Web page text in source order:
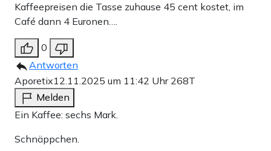
Kaffeepreisen die Tasse zuhause 45 cent kostet, im
Café dann 4 Euronen….
0
Antworten
Aporetix12.11.2025 um 11:42 Uhr 268T
Melden
Ein Kaffee: sechs Mark.
Schnäppchen.